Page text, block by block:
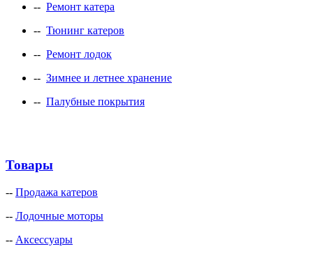
-- Ремонт катера
-- Тюнинг катеров
-- Ремонт лодок
-- Зимнее и летнее хранение
-- Палубные покрытия
Товары
-- Продажа катеров
-- Лодочные моторы
-- Аксессуары